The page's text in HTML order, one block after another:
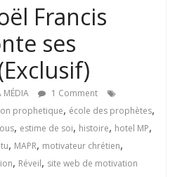
Francis
ses
MÉDIA
1 Comment
prophetique, école des prophètes,
, estime de soi, histoire, hotel MP,
, MAPR, motivateur chrétien,
, Réveil, site web de motivation